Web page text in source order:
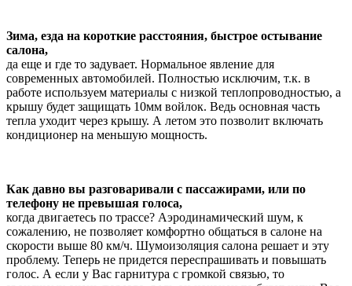
Зима, езда на короткие расстояния, быстрое остывание
салона,
да еще и где то задувает. Нормальное явление для
современных автомобилей. Полностью исключим, т.к. в
работе используем материалы с низкой теплопроводностью, а
крышу будет защищать 10мм войлок. Ведь основная часть
тепла уходит через крышу. А летом это позволит включать
кондиционер на меньшую мощность.
Как давно вы разговаривали с пассажирами, или по
телефону не превышая голоса,
когда двигаетесь по трассе? Аэродинамический шум, к
сожалению, не позволяет комфортно общаться в салоне на
скорости выше 80 км/ч. Шумоизоляция салона решает и эту
проблему. Теперь не придется переспрашивать и повышать
голос. А если у Вас гарнитура с громкой связью, то